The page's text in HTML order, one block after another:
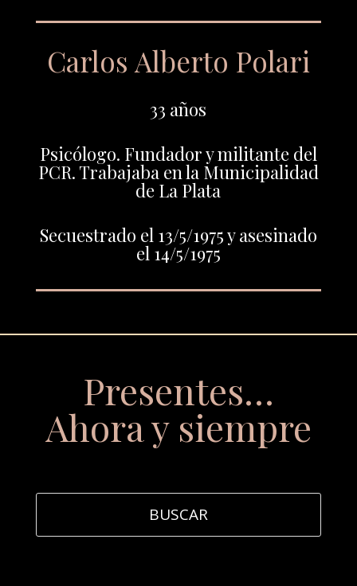
Carlos Alberto Polari
33 años
Psicólogo. Fundador y militante del
PCR. Trabajaba en la Municipalidad
de La Plata
Secuestrado el 13/5/1975 y asesinado
el 14/5/1975
Presentes…
Ahora y siempre